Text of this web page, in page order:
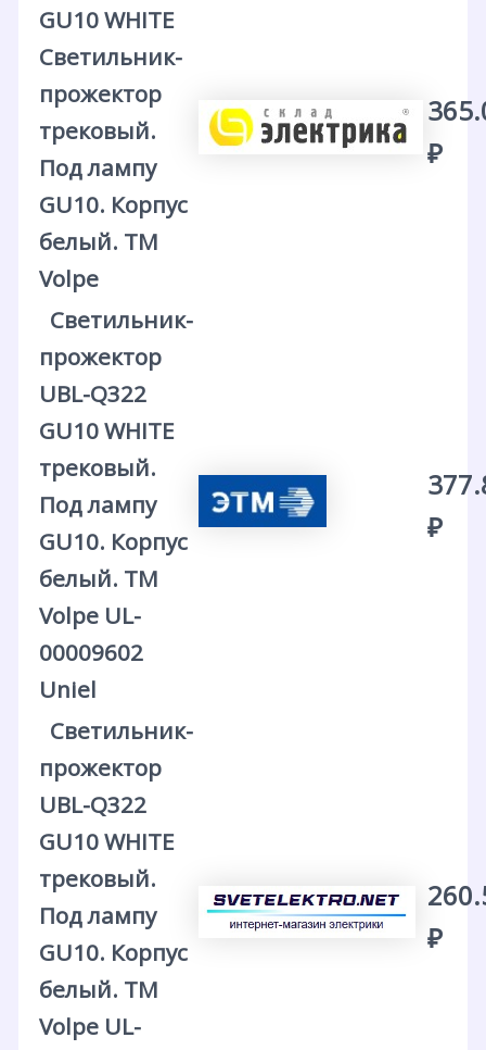
GU10 WHITE
Светильник-
прожектор
трековый.
Под лампу
GU10. Корпус
белый. ТМ
Volpe
₽
Светильник-
прожектор
UBL-Q322
GU10 WHITE
трековый.
Под лампу
GU10. Корпус
белый. ТМ
Volpe UL-
00009602
Uniel
₽
Светильник-
прожектор
UBL-Q322
GU10 WHITE
трековый.
Под лампу
GU10. Корпус
белый. ТМ
Volpe UL-
₽